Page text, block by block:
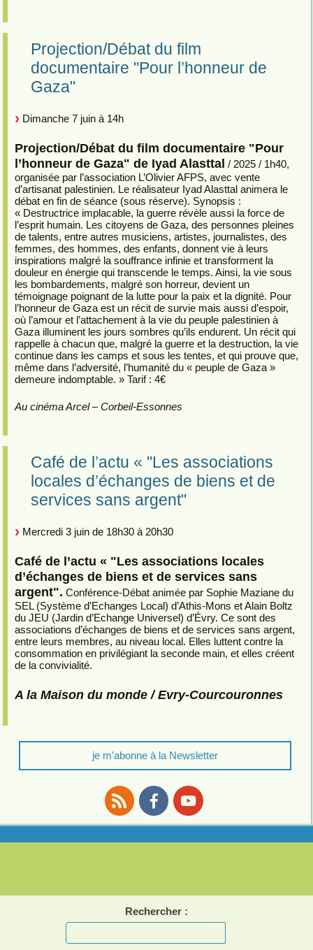
Projection/Débat du film
documentaire "Pour l’honneur de
Gaza"
Dimanche 7 juin à 14h
Projection/Débat du film documentaire "Pour
l’honneur de Gaza" de Iyad Alasttal / 2025 / 1h40,
organisée par l’association L’Olivier AFPS, avec vente
d’artisanat palestinien. Le réalisateur Iyad Alasttal animera le
débat en fin de séance (sous réserve). Synopsis :
« Destructrice implacable, la guerre révèle aussi la force de
l’esprit humain. Les citoyens de Gaza, des personnes pleines
de talents, entre autres musiciens, artistes, journalistes, des
femmes, des hommes, des enfants, donnent vie à leurs
inspirations malgré la souffrance infinie et transforment la
douleur en énergie qui transcende le temps. Ainsi, la vie sous
les bombardements, malgré son horreur, devient un
témoignage poignant de la lutte pour la paix et la dignité. Pour
l’honneur de Gaza est un récit de survie mais aussi d’espoir,
où l’amour et l’attachement à la vie du peuple palestinien à
Gaza illuminent les jours sombres qu’ils endurent. Un récit qui
rappelle à chacun que, malgré la guerre et la destruction, la vie
continue dans les camps et sous les tentes, et qui prouve que,
même dans l’adversité, l’humanité du « peuple de Gaza »
demeure indomptable. » Tarif : 4€
Au cinéma Arcel – Corbeil-Essonnes
Café de l’actu « "Les associations
locales d’échanges de biens et de
services sans argent"
Mercredi 3 juin de 18h30 à 20h30
Café de l’actu « "Les associations locales
d’échanges de biens et de services sans
argent". Conférence-Débat animée par Sophie Maziane du
SEL (Système d’Echanges Local) d’Athis-Mons et Alain Boltz
du JEU (Jardin d’Echange Universel) d’Évry. Ce sont des
associations d’échanges de biens et de services sans argent,
entre leurs membres, au niveau local. Elles luttent contre la
consommation en privilégiant la seconde main, et elles créent
de la convivialité.
A la Maison du monde / Evry-Courcouronnes
je m'abonne à la Newsletter
RSS FacebookYoutube
Rechercher :